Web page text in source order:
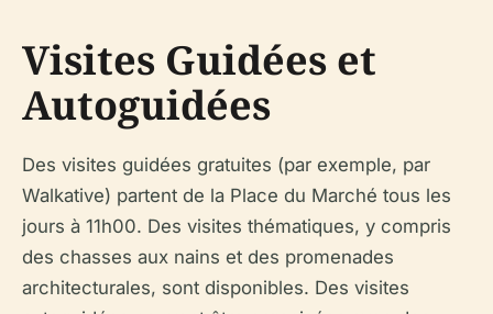
Visites Guidées et
Autoguidées
Des visites guidées gratuites (par exemple, par
Walkative) partent de la Place du Marché tous les
jours à 11h00. Des visites thématiques, y compris
des chasses aux nains et des promenades
architecturales, sont disponibles. Des visites